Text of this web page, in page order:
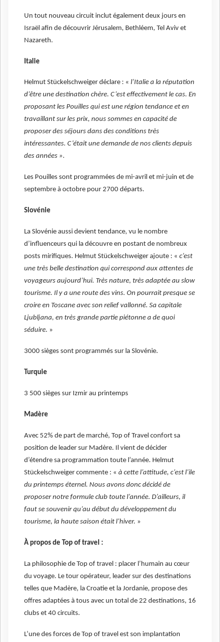
Un tout nouveau circuit inclut également deux jours en
Israël afin de découvrir Jérusalem, Bethléem, Tel Aviv et
Nazareth.
Italie
Helmut Stückelschweiger déclare : « l’Italie a la réputation
d’être une destination chère. C’est effectivement le cas. En
proposant les Pouilles qui est une région tendance et en
travaillant sur les prix, nous sommes en capacité de
proposer des séjours dans des conditions très
intéressantes. C’était une demande de nos clients depuis
des années ».
Les Pouilles sont programmées de mi-avril et mi-juin et de
septembre à octobre pour 2700 départs.
Slovénie
La Slovénie aussi devient tendance, vu le nombre
d’influenceurs qui la découvre en postant de nombreux
posts mirifiques. Helmut Stückelschweiger ajoute : « c’est
une très belle destination qui correspond aux attentes de
voyageurs aujourd’hui. Très nature, très adaptée au slow
tourisme. Il y a une route des vins. On pourrait presque se
croire en Toscane avec son relief vallonné. Sa capitale
Ljubljana, en très grande partie piétonne a de quoi
séduire. »
3000 sièges sont programmés sur la Slovénie.
Turquie
3 500 sièges sur Izmir au printemps
Madère
Avec 52% de part de marché, Top of Travel confort sa
position de leader sur Madère. Il vient de décider
d’étendre sa programmation toute l’année. Helmut
Stückelschweiger commente : « à cette l’attitude, c’est l’ile
du printemps éternel. Nous avons donc décidé de
proposer notre formule club toute l’année. D’ailleurs, il
faut se souvenir qu’au début du développement du
tourisme, la haute saison était l’hiver. »
À propos de Top of travel :
La philosophie de Top of travel : placer l’humain au cœur
du voyage. Le tour opérateur, leader sur des destinations
telles que Madère, la Croatie et la Jordanie, propose des
offres adaptées à tous avec un total de 22 destinations, 16
clubs et 40 circuits.
L’une des forces de Top of travel est son implantation